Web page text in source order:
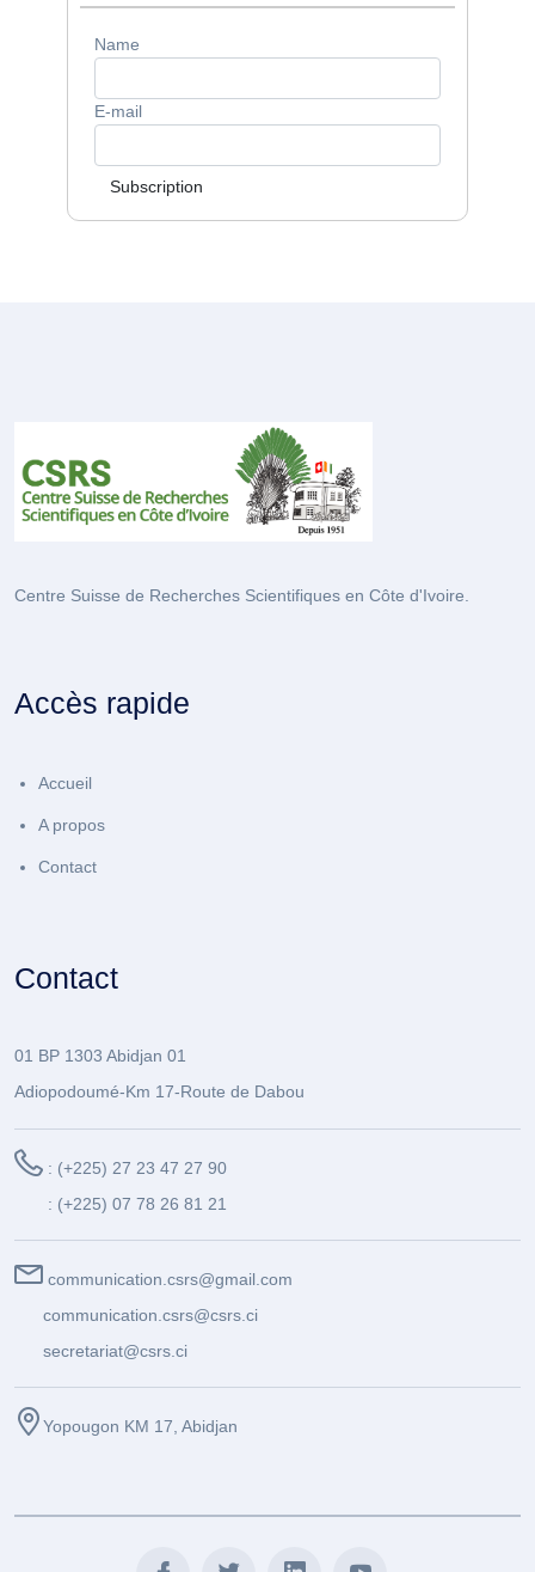
Name
E-mail
Subscription
Centre Suisse de Recherches Scientifiques en Côte d'Ivoire.
Accès rapide
Accueil
A propos
Contact
Contact
01 BP 1303 Abidjan 01
Adiopodoumé-Km 17-Route de Dabou
: (+225) 27 23 47 27 90
: (+225) 07 78 26 81 21
communication.csrs@gmail.com
communication.csrs@csrs.ci
secretariat@csrs.ci
Yopougon KM 17, Abidjan